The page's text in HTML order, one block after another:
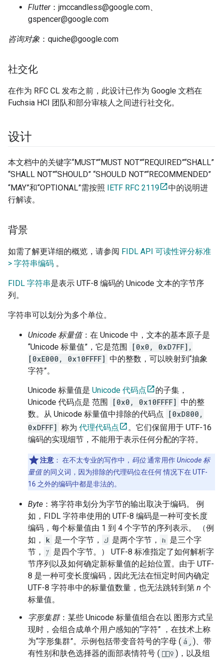
Flutter：jmccandless@google.com、
gspencer@google.com
咨询对象 ：quiche@google.com
社交化
在作为 RFC CL 发布之前，此设计已作为 Google 文档在
Fuchsia HCI 团队和部分审核人之间进行社交化。
设计
本文档中的关键字“MUST”“MUST NOT”“REQUIRED”“SHALL”
“SHALL NOT”“SHOULD” “SHOULD NOT”“RECOMMENDED”
“MAY”和“OPTIONAL”需按照 IETF RFC 2119
中的说明进
行解读。
背景
如需了解更详细的概览，请参阅 FIDL API 可读性评分标准
> 字符串编码 。
FIDL 字符串是表示 UTF-8 编码的 Unicode 文本的字节序
列。
字符串可以划分为多个单位。
Unicode 标量值：在 Unicode 中，文本的基本原子是
“Unicode 标量值”，它是范围
[0x0, 0xD7FF],
[0xE000, 0x10FFFF] 中的整数，可以映射到“抽象
字符”。
Unicode 标量值是 Unicode 代码点
的子集，
Unicode 代码点是 范围
[0x0, 0x10FFFF] 中的整
数。从 Unicode 标量值中排除的代码点
[0xD800,
0xDFFF] 称为 代理代码点
。它们保留用于 UTF-16
编码的实现细节，不能用于表示任何分配的字符。
注意 ： 在不太专业的写作中， 码位通常用作Unicode 标
量值的同义词，因为排除的代理码位在任何 情况下在 UTF-
16 之外的编码中都是非法的。
Byte ：将字符串划分为字节的输出取决于编码。 例
如，FIDL 字符串使用的 UTF-8 编码是一种可变长度
编码，每个标量值由 1 到 4 个字节的序列表示。 （例
如，
k 是一个字节， ك 是两个字节， ከ 是三个字
节， 𐤊 是四个字节。） UTF-8 标准指定了如何解析字
节序列以及如何确定新标量值的起始位置。由于 UTF-
8 是一种可变长度编码，因此无法在恒定时间内确定
UTF-8 字符串中的标量值数量，也无法跳转到第 n 个
标量值。
字形集群：某些 Unicode 标量值组合在以 图形方式呈
现时，会组合成单个用户感知的“字符” ，在技术上称
为“字形集群”。示例包括带变音符号的字母 ( á̡ )、带
有性别和肤色选择器的面部表情符号 ( 💂🏽‍♀️ )，以及组